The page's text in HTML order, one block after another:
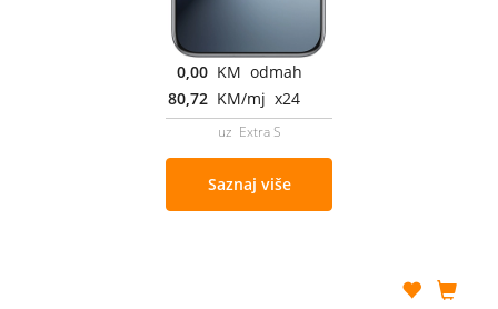
0,00 KM odmah
80,72 KM/mj x24
uz Extra S
Saznaj više